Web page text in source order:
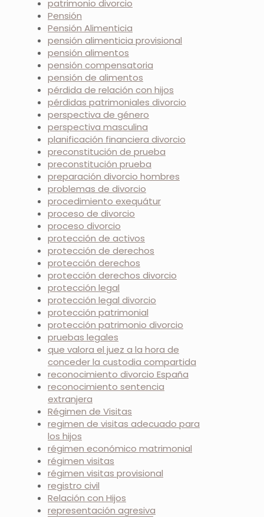
patrimonio divorcio
Pensión
Pensión Alimenticia
pensión alimenticia provisional
pensión alimentos
pensión compensatoria
pensión de alimentos
pérdida de relación con hijos
pérdidas patrimoniales divorcio
perspectiva de género
perspectiva masculina
planificación financiera divorcio
preconstitución de prueba
preconstitución prueba
preparación divorcio hombres
problemas de divorcio
procedimiento exequátur
proceso de divorcio
proceso divorcio
protección de activos
protección de derechos
protección derechos
protección derechos divorcio
protección legal
protección legal divorcio
protección patrimonial
protección patrimonio divorcio
pruebas legales
que valora el juez a la hora de
conceder la custodia compartida
reconocimiento divorcio España
reconocimiento sentencia
extranjera
Régimen de Visitas
regimen de visitas adecuado para
los hijos
régimen económico matrimonial
régimen visitas
régimen visitas provisional
registro civil
Relación con Hijos
representación agresiva